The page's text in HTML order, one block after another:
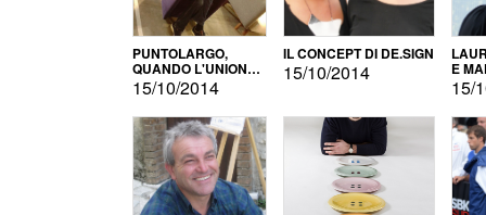
PUNTOLARGO,
QUANDO L'UNIONE
FA LA FORZA E
VINCE
15/10/2014
IL CONCEPT DI DE.SIGN
15/10/2014 E
15/